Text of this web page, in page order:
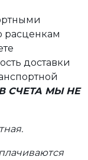
расценкам
доставки
СЧЕТА МЫ НЕ